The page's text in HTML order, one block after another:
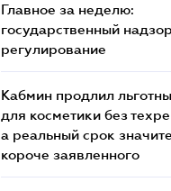
Главное за неделю:
государственный
регулирование
Кабмин продлил
для косметики без
а реальный срок
короче заявленного